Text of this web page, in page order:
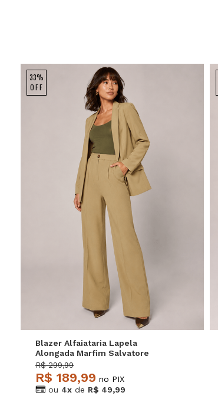
33%
OFF
GG
Blazer Alfaiataria Lapela
Alongada Marfim Salvatore
R$ 299,99
R$ 189,99 no PIX
ou 4x de R$ 49,99